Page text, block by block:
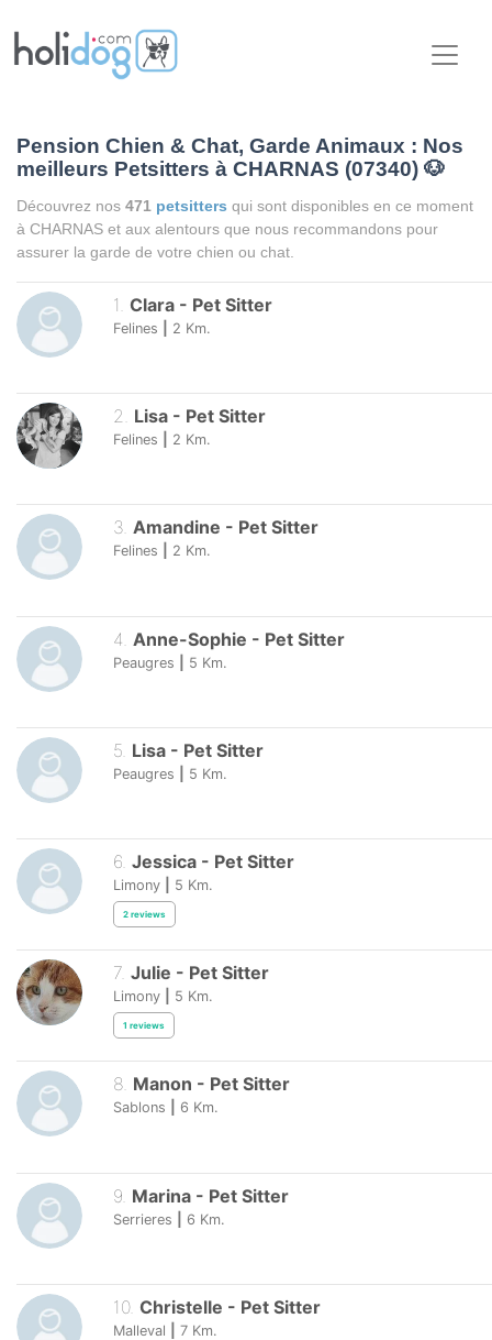
Pension Chien & Chat, Garde Animaux : Nos
meilleurs Petsitters à CHARNAS (07340) 🐶
Découvrez nos 471 petsitters qui sont disponibles en ce moment
à CHARNAS et aux alentours que nous recommandons pour
assurer la garde de votre chien ou chat.
1. Clara - Pet Sitter
Felines 2 Km.
2. Lisa - Pet Sitter
Felines 2 Km.
3. Amandine - Pet Sitter
Felines 2 Km.
4 Anne-Sophie - Pet Sitter
Peaugres 5 Km.
5 Lisa - Pet Sitter
Peaugres 5 Km.
6. Jessica - Pet Sitter
Limony 5 Km.
2 reviews
7. Julie - Pet Sitter
Limony 5 Km.
1 reviews
8. Manon - Pet Sitter
Sablons 6 Km.
9 Marina - Pet Sitter
Serrieres 6 Km.
10. Christelle - Pet Sitter
Malleval 7 Km.